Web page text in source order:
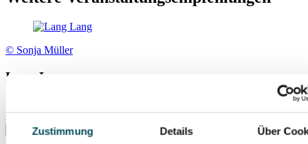
Zustimmung Details Über
© Sonja Müller
Lang Lang
Isarphilharmonie (Gasteig HP8)